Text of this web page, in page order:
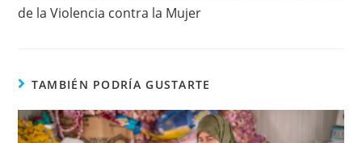
de la Violencia contra la Mujer
TAMBIÉN PODRÍA GUSTARTE